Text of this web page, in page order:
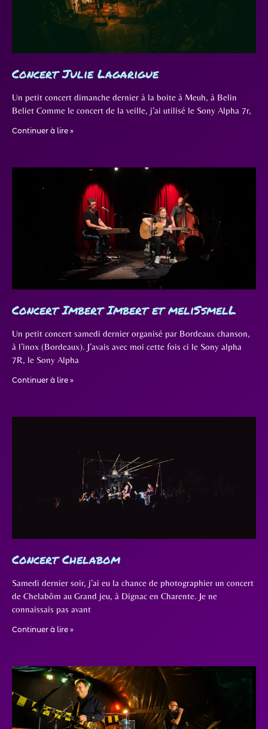
Concert Julie Lagarigue
Un petit concert dimanche dernier à la boite à Meuh, à Belin
Beliet Comme le concert de la veille, j’ai utilisé le Sony Alpha 7r,
Continuer à lire »
Concert Imbert Imbert et meliSsmelL
Un petit concert samedi dernier organisé par Bordeaux chanson,
à l’inox (Bordeaux). J’avais avec moi cette fois ci le Sony alpha
7R, le Sony Alpha
Continuer à lire »
Concert Chelabom
Samedi dernier soir, j’ai eu la chance de photographier un concert
de Chelabôm au Grand jeu, à Dignac en Charente. Je ne
connaissais pas avant
Continuer à lire »